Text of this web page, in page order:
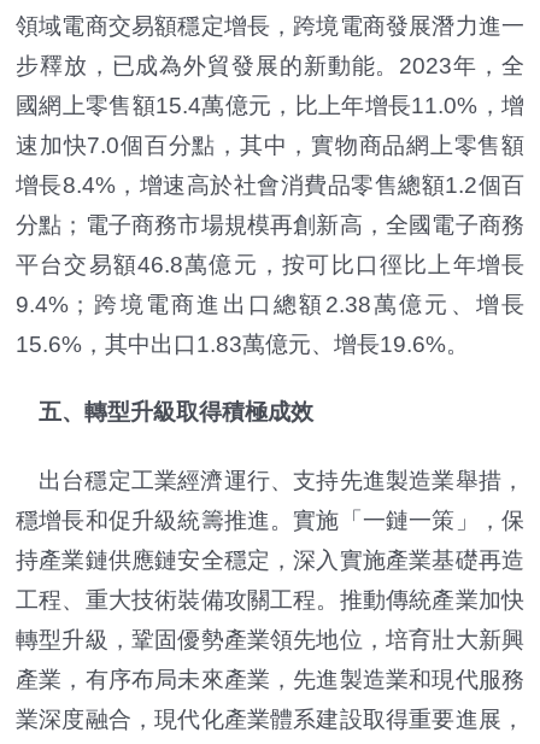
領域電商交易額穩定增長，跨境電商發展潛力進一
步釋放，已成為外貿發展的新動能。2023年，全
國網上零售額15.4萬億元，比上年增長11.0%，增
速加快7.0個百分點，其中，實物商品網上零售額
增長8.4%，增速高於社會消費品零售總額1.2個百
分點；電子商務市場規模再創新高，全國電子商務
平台交易額46.8萬億元，按可比口徑比上年增長
9.4%；跨境電商進出口總額2.38萬億元、增長
15.6%，其中出口1.83萬億元、增長19.6%。
五、轉型升級取得積極成效
出台穩定工業經濟運行、支持先進製造業舉措，
穩增長和促升級統籌推進。實施「一鏈一策」，保
持產業鏈供應鏈安全穩定，深入實施產業基礎再造
工程、重大技術裝備攻關工程。推動傳統產業加快
轉型升級，鞏固優勢產業領先地位，培育壯大新興
產業，有序布局未來產業，先進製造業和現代服務
業深度融合，現代化產業體系建設取得重要進展，